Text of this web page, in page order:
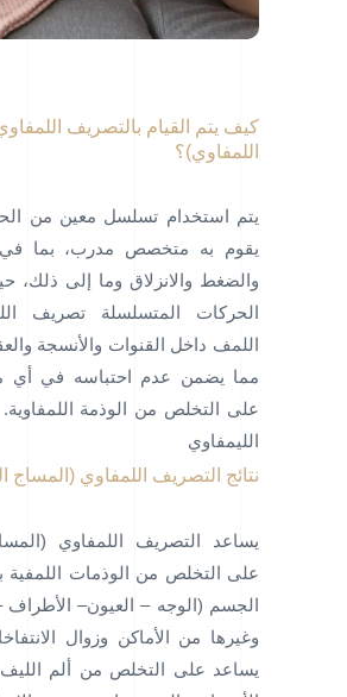
كيف يتم القيام بالتصريف
اللمفاوي)؟
يتم استخدام تسلسل معين من
يقوم به متخصص مدرب، بما في
والضغط والانزلاق وما إلى ذلك،
الحركات المتسلسلة تصريف
اللمف داخل القنوات والأنسجة
مما يضمن عدم احتباسه في أي
على التخلص من الوذمة اللمفاوية.
الليمفاوي
نتائج التصريف اللمفاوي (المساج
يساعد التصريف اللمفاوي
على التخلص من الوذمات اللمفية
الجسم (الوجه – العيون–
وغيرها من الأماكن وزوال
يساعد على التخلص من ألم